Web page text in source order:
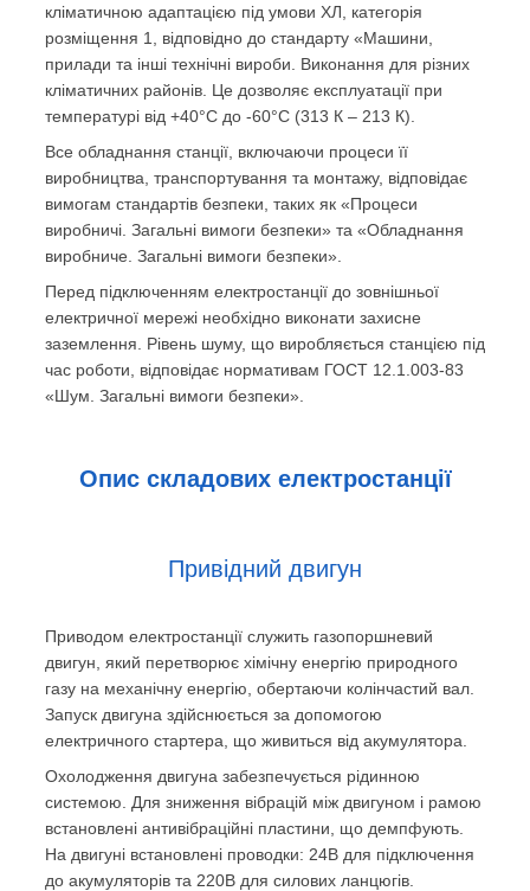
кліматичною адаптацією під умови ХЛ, категорія
розміщення 1, відповідно до стандарту «Машини,
прилади та інші технічні вироби. Виконання для різних
кліматичних районів. Це дозволяє експлуатації при
температурі від +40°С до -60°С (313 К – 213 К).
Все обладнання станції, включаючи процеси її
виробництва, транспортування та монтажу, відповідає
вимогам стандартів безпеки, таких як «Процеси
виробничі. Загальні вимоги безпеки» та «Обладнання
виробниче. Загальні вимоги безпеки».
Перед підключенням електростанції до зовнішньої
електричної мережі необхідно виконати захисне
заземлення. Рівень шуму, що виробляється станцією під
час роботи, відповідає нормативам ГОСТ 12.1.003-83
«Шум. Загальні вимоги безпеки».
Опис складових електростанції
Привідний двигун
Приводом електростанції служить газопоршневий
двигун, який перетворює хімічну енергію природного
газу на механічну енергію, обертаючи колінчастий вал.
Запуск двигуна здійснюється за допомогою
електричного стартера, що живиться від акумулятора.
Охолодження двигуна забезпечується рідинною
системою. Для зниження вібрацій між двигуном і рамою
встановлені антивібраційні пластини, що демпфують.
На двигуні встановлені проводки: 24В для підключення
до акумуляторів та 220В для силових ланцюгів.